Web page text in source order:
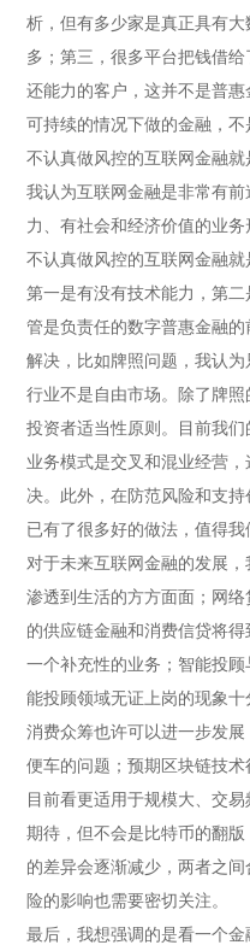
析，但有多少家是真正具有
多；第三，很多平台把钱借
还能力的客户，这并不是普
可持续的情况下做的金融，不
不认真做风控的互联网金融就
我认为互联网金融是非常有
力、有社会和经济价值的业
不认真做风控的互联网金融就
第一是有没有技术能力，第
管是负责任的数字普惠金融
解决，比如牌照问题，我认
行业不是自由市场。除了牌
投资者适当性原则。目前我
业务模式是交叉和混业经营
决。此外，在防范风险和支
已有了很多好的做法，值得我
对于未来互联网金融的发展
渗透到生活的方方面面；网
的供应链金融和消费信贷将
一个补充性的业务；智能投
能投顾领域无证上岗的现象十
消费众筹也许可以进一步发
便车的问题；预期区块链技
目前看更适用于规模大、交
期待，但不会是比特币的翻
的差异会逐渐减少，两者之
险的影响也需要密切关注。
最后，我想强调的是看一个金